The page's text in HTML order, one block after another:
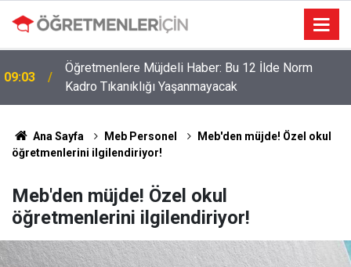
09:03
Öğretmenlere Müjdeli Haber: Bu 12 İlde Norm
Kadro Tıkanıklığı Yaşanmayacak
Ana Sayfa Meb Personel
Meb'den müjde! Özel okul
öğretmenlerini ilgilendiriyor!
Meb'den müjde! Özel okul
öğretmenlerini ilgilendiriyor!